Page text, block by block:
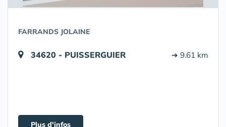
FARRANDS JOLAINE
34620 - PUISSERGUIER ➔ 9.61 km
Plus d'infos